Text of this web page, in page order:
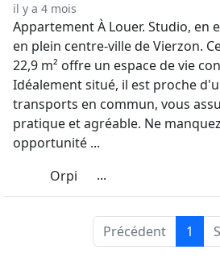
il y a 4 mois
Appartement À Louer. Studio, en
en plein centre-ville de Vierzon.
22,9 m² offre un espace de vie
Idéalement situé, il est proche
transports en commun, vous
pratique et agréable. Ne
opportunité ...
Orpi
...
Précédent 1